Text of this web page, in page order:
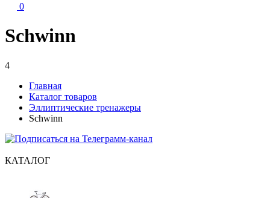
0
Schwinn
4
Главная
Каталог товаров
Эллиптические тренажеры
Schwinn
КАТАЛОГ